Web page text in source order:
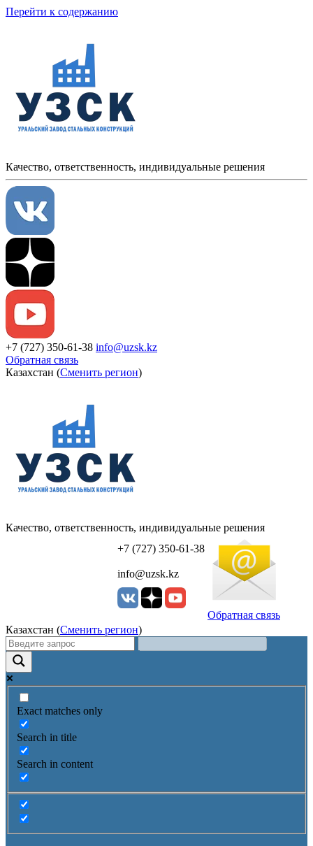
Перейти к содержанию
Качество, ответственность, индивидуальные решения
+7 (727) 350-61-38 info@uzsk.kz
Обратная связь
Казахстан (Сменить регион)
УЗСК Казахстан
Качество, ответственность, индивидуальные решения
+7 (727) 350-61-38
info@uzsk.kz
Обратная связь
Казахстан (Сменить регион)
Exact matches only
Search in title
Search in content